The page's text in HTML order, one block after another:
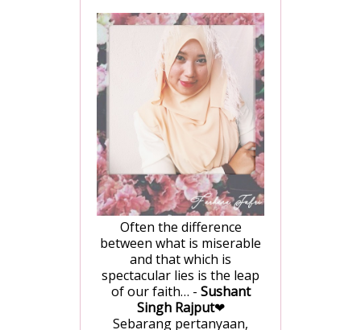
Often the difference
between what is miserable
and that which is
spectacular lies is the leap
of our faith… - Sushant
Singh Rajput❤
Sebarang pertanyaan,